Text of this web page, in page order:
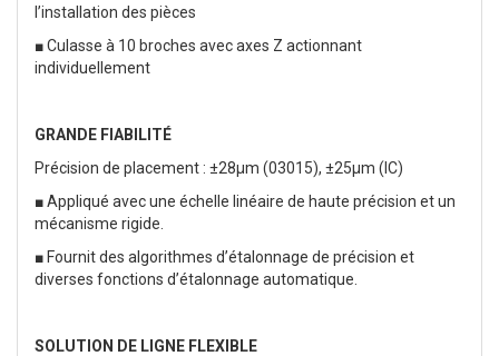
l’installation des pièces
■ Culasse à 10 broches avec axes Z actionnant
individuellement
GRANDE FIABILITÉ
Précision de placement : ±28μm (03015), ±25μm (IC)
■ Appliqué avec une échelle linéaire de haute précision et un
mécanisme rigide.
■ Fournit des algorithmes d’étalonnage de précision et
diverses fonctions d’étalonnage automatique.
SOLUTION DE LIGNE FLEXIBLE